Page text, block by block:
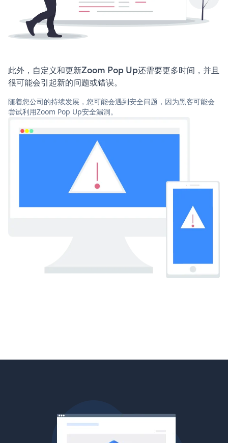
此外，自定义和更新Zoom Pop Up还需要更多时间，并且
很可能会引起新的问题或错误。
随着您公司的持续发展，您可能会遇到安全问题，因为黑客可能会
尝试利用Zoom Pop Up安全漏洞。